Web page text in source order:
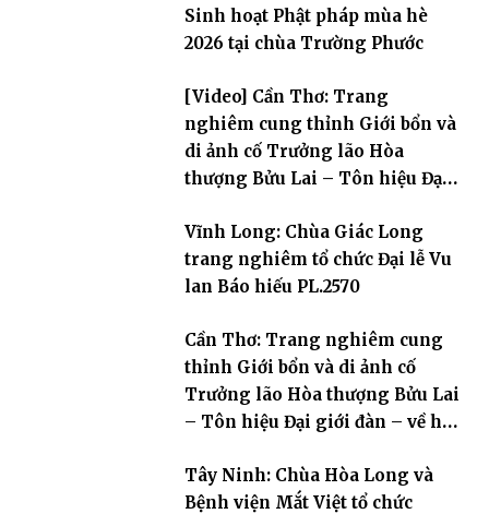
Sinh hoạt Phật pháp mùa hè
2026 tại chùa Trường Phước
[Video] Cần Thơ: Trang
nghiêm cung thỉnh Giới bổn và
di ảnh cố Trưởng lão Hòa
thượng Bửu Lai – Tôn hiệu Đại
Vĩnh Long: Chùa Giác Long
trang nghiêm tổ chức Đại lễ Vu
lan Báo hiếu PL.2570
Cần Thơ: Trang nghiêm cung
thỉnh Giới bổn và di ảnh cố
Trưởng lão Hòa thượng Bửu Lai
– Tôn hiệu Đại giới đàn – về hai
Tây Ninh: Chùa Hòa Long và
Bệnh viện Mắt Việt tổ chức